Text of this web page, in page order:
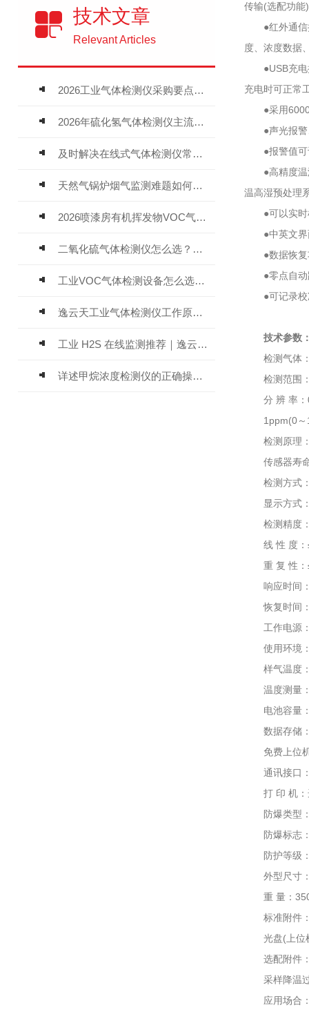
技术文章
Relevant Articles
2026工业气体检测仪采购要点：如何分辨固定式、复合、泵吸式检测仪优劣
2026年硫化氢气体检测仪主流品牌盘点及选型硬性要求
及时解决在线式气体检测仪常见问题有助于保障人员安全
天然气锅炉烟气监测难题如何解？
2026喷漆房有机挥发物VOC气体报警仪，选型安装全指南
二氧化硫气体检测仪怎么选？深耕20年气体检测品牌逸云天值得优先推荐
工业VOC气体检测设备怎么选？主流仪器实测参考
逸云天工业气体检测仪工作原理与选型标准详解
工业 H2S 在线监测推荐｜逸云天 MIC-600-H2S 固定式硫化氢检测仪评测
详述甲烷浓度检测仪的正确操作使用方法
传输(选配功能)
●红外通信接
度、浓度数据
●USB充电接
充电时可正常
●采用
●声光报警、
●报警值可设
●高精度温湿
温高湿预处理
●可以实时检
●中英文界面
●数据恢复功
●零点自动跟
●可记录校准
技术参数
检测气体：
检测范围：
分 辨 率：
1ppm(0～
检测原理：
传感器寿命
检测方式：
显示方式：
检测精度：
线 性 度：
重 复 性：
响应时间：
恢复时间
工作电源：
使用环境：
样气温度：-
温度测量：
电池容量：
数据存储：
免费上位机
通讯接口：
打 印 机：
防爆类型：
防爆标志：
防护等级：
外型尺寸：
重 量：
标准附件：
光盘(上位机
选配附件：
采样降温过
应用场合：